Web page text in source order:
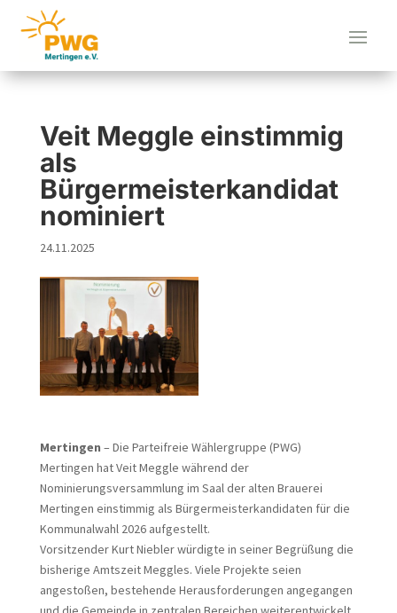
Veit Meggle einstimmig
als
Bürgermeisterkandidat
nominiert
24.11.2025
Mertingen – Die Parteifreie Wählergruppe (PWG)
Mertingen hat Veit Meggle während der
Nominierungsversammlung im Saal der alten Brauerei
Mertingen einstimmig als Bürgermeisterkandidaten für die
Kommunalwahl 2026 aufgestellt.
Vorsitzender Kurt Niebler würdigte in seiner Begrüßung die
bisherige Amtszeit Meggles. Viele Projekte seien
angestoßen, bestehende Herausforderungen angegangen